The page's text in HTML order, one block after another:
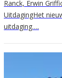
Ranck, Erwin
UitdagingHet
uitdaging….